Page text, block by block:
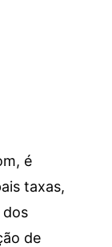
é
taxas,
dos
de